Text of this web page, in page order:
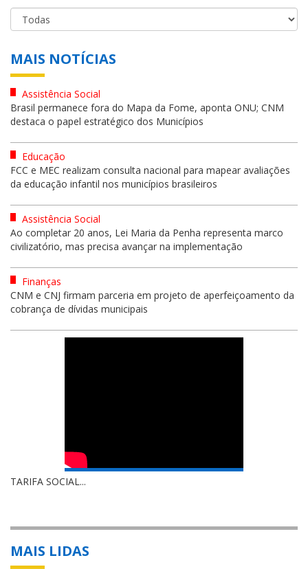
MAIS NOTÍCIAS
Assistência Social
Brasil permanece fora do Mapa da Fome, aponta ONU; CNM
destaca o papel estratégico dos Municípios
Educação
FCC e MEC realizam consulta nacional para mapear avaliações
da educação infantil nos municípios brasileiros
Assistência Social
Ao completar 20 anos, Lei Maria da Penha representa marco
civilizatório, mas precisa avançar na implementação
Finanças
CNM e CNJ firmam parceria em projeto de aperfeiçoamento da
cobrança de dívidas municipais
TARIFA SOCIAL...
MAIS LIDAS